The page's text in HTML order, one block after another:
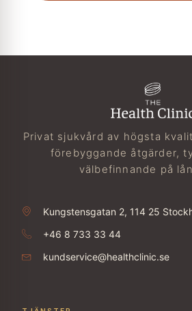
Privat sjukvård av högsta
förebyggande åtgärder,
välbefinnande på
Kungstensgatan 2, 114 25
+46 8 733 33 44
kundservice@healthclinic.se